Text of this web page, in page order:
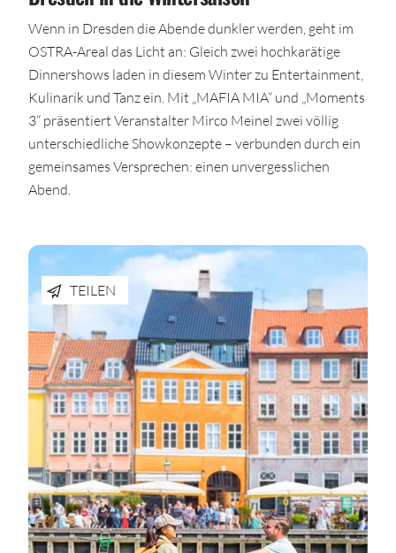
Wenn in Dresden die Abende dunkler werden, geht im
OSTRA-Areal das Licht an: Gleich zwei hochkarätige
Dinnershows laden in diesem Winter zu Entertainment,
Kulinarik und Tanz ein. Mit „MAFIA MIA“ und „Moments
3“ präsentiert Veranstalter Mirco Meinel zwei völlig
unterschiedliche Showkonzepte – verbunden durch ein
gemeinsames Versprechen: einen unvergesslichen
Abend.
TEILEN